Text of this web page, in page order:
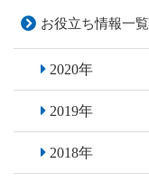
お役立ち情報一覧
2020年
2019年
2018年